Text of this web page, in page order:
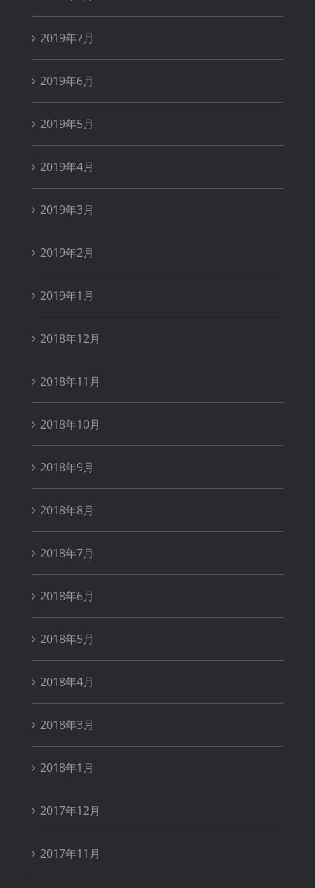
2019年7月
2019年6月
2019年5月
2019年4月
2019年3月
2019年2月
2019年1月
2018年12月
2018年11月
2018年10月
2018年9月
2018年8月
2018年7月
2018年6月
2018年5月
2018年4月
2018年3月
2018年1月
2017年12月
2017年11月